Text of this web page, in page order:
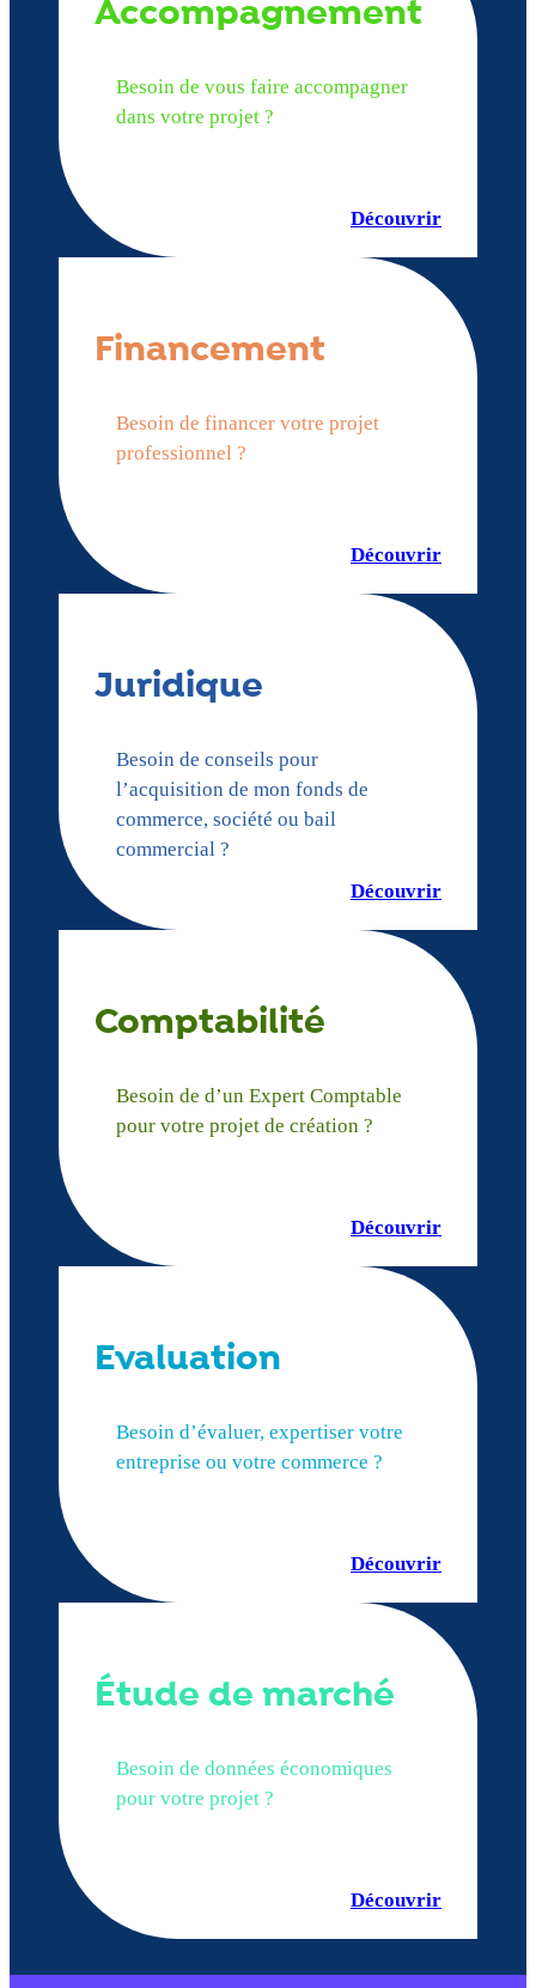
Accompagnement
Besoin de vous faire accompagner
dans votre projet ?
Découvrir
Financement
Besoin de financer votre projet
professionnel ?
Découvrir
Juridique
Besoin de conseils pour
l’acquisition de mon fonds de
commerce, société ou bail
commercial ?
Découvrir
Comptabilité
Besoin de d’un Expert Comptable
pour votre projet de création ?
Découvrir
Evaluation
Besoin d’évaluer, expertiser votre
entreprise ou votre commerce ?
Découvrir
Étude de marché
Besoin de données économiques
pour votre projet ?
Découvrir